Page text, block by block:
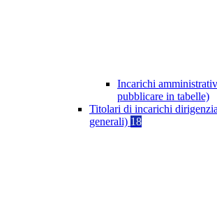
Incarichi
pubblicare in tabelle)
Titolari di incarichi
generali) 18